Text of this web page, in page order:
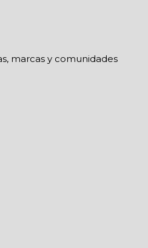
marcas y comunidades